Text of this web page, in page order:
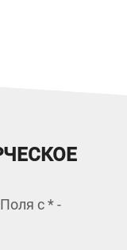
с * -